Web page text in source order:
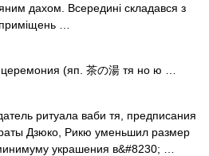
дахом. Всередині складався з
…
(яп. 茶の湯 тя но ю …
ритуала ваби тя, предписания
Дзюко, Рикю уменьшил размер
украшения в&#8230; …